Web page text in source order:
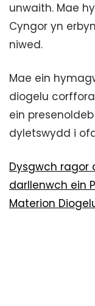
unwaith. Mae
Cyngor yn
niwed.
Mae ein
diogelu
ein
dyletswydd i
Dysgwch ragor
darllenwch ein
Materion